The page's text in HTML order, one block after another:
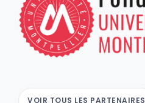
VOIR TOUS LES PARTENAIRES